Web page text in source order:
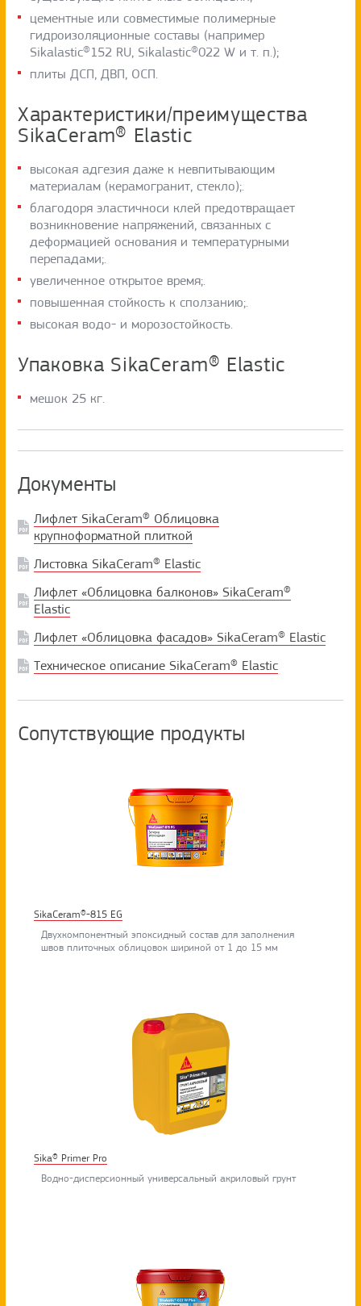
цементные или совместимые полимерные
гидроизоляционные составы (например
Sikalastic®152 RU, Sikalastic®022 W и т. п.);
плиты ДСП, ДВП, ОСП.
Характеристики/преимущества
SikaCeram® Elastic
высокая адгезия даже к невпитывающим
материалам (керамогранит, стекло);.
благодоря эластичноси клей предотвращает
возникновение напряжений, связанных с
деформацией основания и температурными
перепадами;.
увеличенное открытое время;.
повышенная стойкость к сползанию;.
высокая водо- и морозостойкость.
Упаковка SikaCeram® Elastic
мешок 25 кг.
Документы
Лифлет SikaCeram® Облицовка
крупноформатной плиткой
Листовка SikaCeram® Elastic
Лифлет «Облицовка балконов» SikaCeram®
Elastic
Лифлет «Облицовка фасадов» SikaCeram® Elastic
Техническое описание SikaCeram® Elastic
Сопутствующие продукты
SikaCeram®-815 EG
Двухкомпонентный эпоксидный состав для заполнения
швов плиточных облицовок шириной от 1 до 15 мм
Sika® Primer Pro
Водно-дисперсионный универсальный акриловый грунт